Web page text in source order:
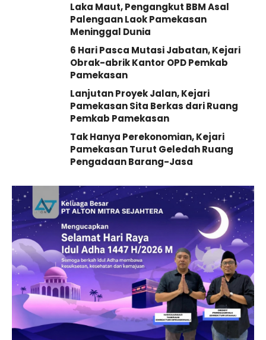
Laka Maut, Pengangkut BBM Asal
Palengaan Laok Pamekasan
Meninggal Dunia
6 Hari Pasca Mutasi Jabatan, Kejari
Obrak-abrik Kantor OPD Pemkab
Pamekasan
Lanjutan Proyek Jalan, Kejari
Pamekasan Sita Berkas dari Ruang
Pemkab Pamekasan
Tak Hanya Perekonomian, Kejari
Pamekasan Turut Geledah Ruang
Pengadaan Barang-Jasa